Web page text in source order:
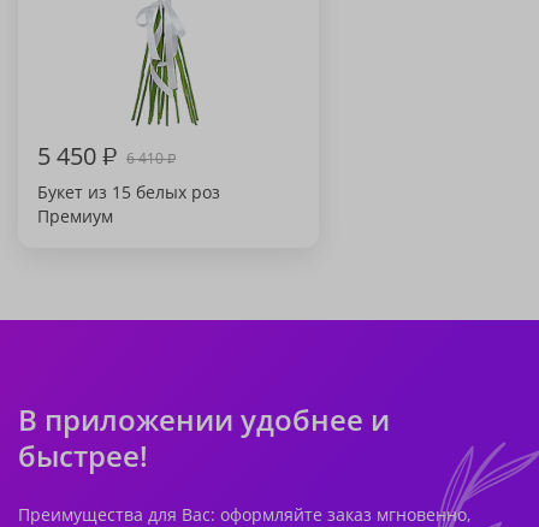
5 450₽ 6 410₽
Букет из 15 белых роз
Премиум
В приложении удобнее и
быстрее!
Преимущества для Вас: оформляйте заказ мгновенно,